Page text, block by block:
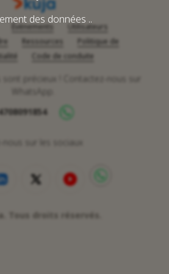
des données ..
Événements
Utilisateurs
Ressources
Politique de
Code de conduite
sont précieux ! Contactez-nous sur
WhatsApp.
nous sur les sociaux
Tous droits réservés.